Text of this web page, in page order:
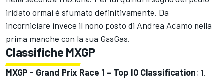
iridato ormai è sfumato definitivamente. Da
incorniciare invece il nono posto di Andrea Adamo nella
prima manche con la sua GasGas.
Classifiche MXGP
MXGP - Grand Prix Race 1 – Top 10 Classification: 1.